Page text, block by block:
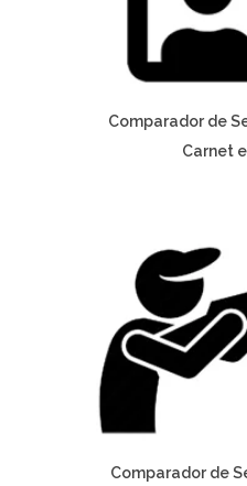
Comparador de
Carnet
Comparador de